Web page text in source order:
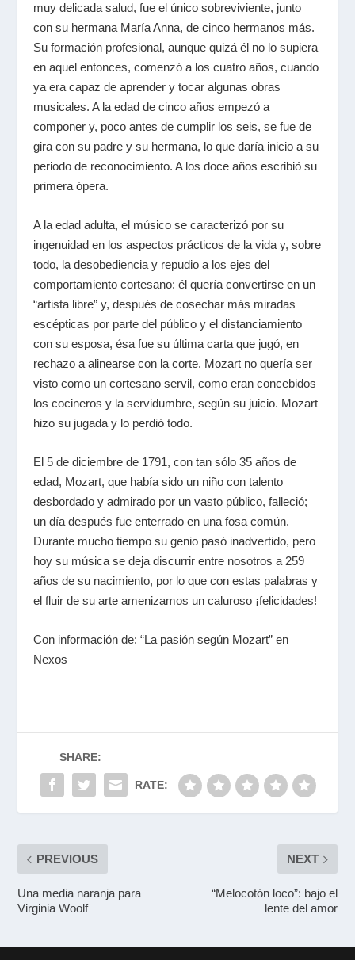
muy delicada salud, fue el único sobreviviente, junto
con su hermana María Anna, de cinco hermanos más.
Su formación profesional, aunque quizá él no lo supiera
en aquel entonces, comenzó a los cuatro años, cuando
ya era capaz de aprender y tocar algunas obras
musicales. A la edad de cinco años empezó a
componer y, poco antes de cumplir los seis, se fue de
gira con su padre y su hermana, lo que daría inicio a su
periodo de reconocimiento. A los doce años escribió su
primera ópera.
A la edad adulta, el músico se caracterizó por su
ingenuidad en los aspectos prácticos de la vida y, sobre
todo, la desobediencia y repudio a los ejes del
comportamiento cortesano: él quería convertirse en un
“artista libre” y, después de cosechar más miradas
escépticas por parte del público y el distanciamiento
con su esposa, ésa fue su última carta que jugó, en
rechazo a alinearse con la corte. Mozart no quería ser
visto como un cortesano servil, como eran concebidos
los cocineros y la servidumbre, según su juicio. Mozart
hizo su jugada y lo perdió todo.
El 5 de diciembre de 1791, con tan sólo 35 años de
edad, Mozart, que había sido un niño con talento
desbordado y admirado por un vasto público, falleció;
un día después fue enterrado en una fosa común.
Durante mucho tiempo su genio pasó inadvertido, pero
hoy su música se deja discurrir entre nosotros a 259
años de su nacimiento, por lo que con estas palabras y
el fluir de su arte amenizamos un caluroso ¡felicidades!
Con información de: “La pasión según Mozart” en
Nexos
SHARE:
RATE:
PREVIOUS
Una media naranja para
Virginia Woolf
NEXT
“Melocotón loco”: bajo el
lente del amor